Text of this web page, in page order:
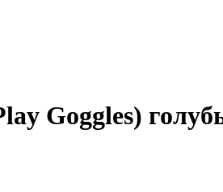
Goggles)